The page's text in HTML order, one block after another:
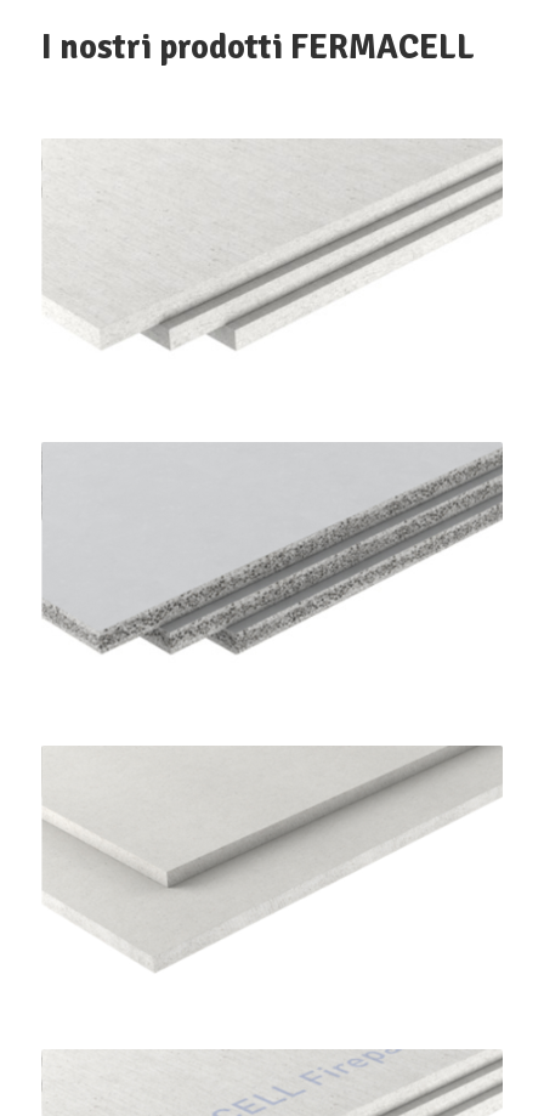
I nostri prodotti FERMACELL
Lastre Gessofibra
FERMACELL
Lastre Powerpanel H2o
FERMACELL
Lastre per Sottofondi a Secco
FERMACELL